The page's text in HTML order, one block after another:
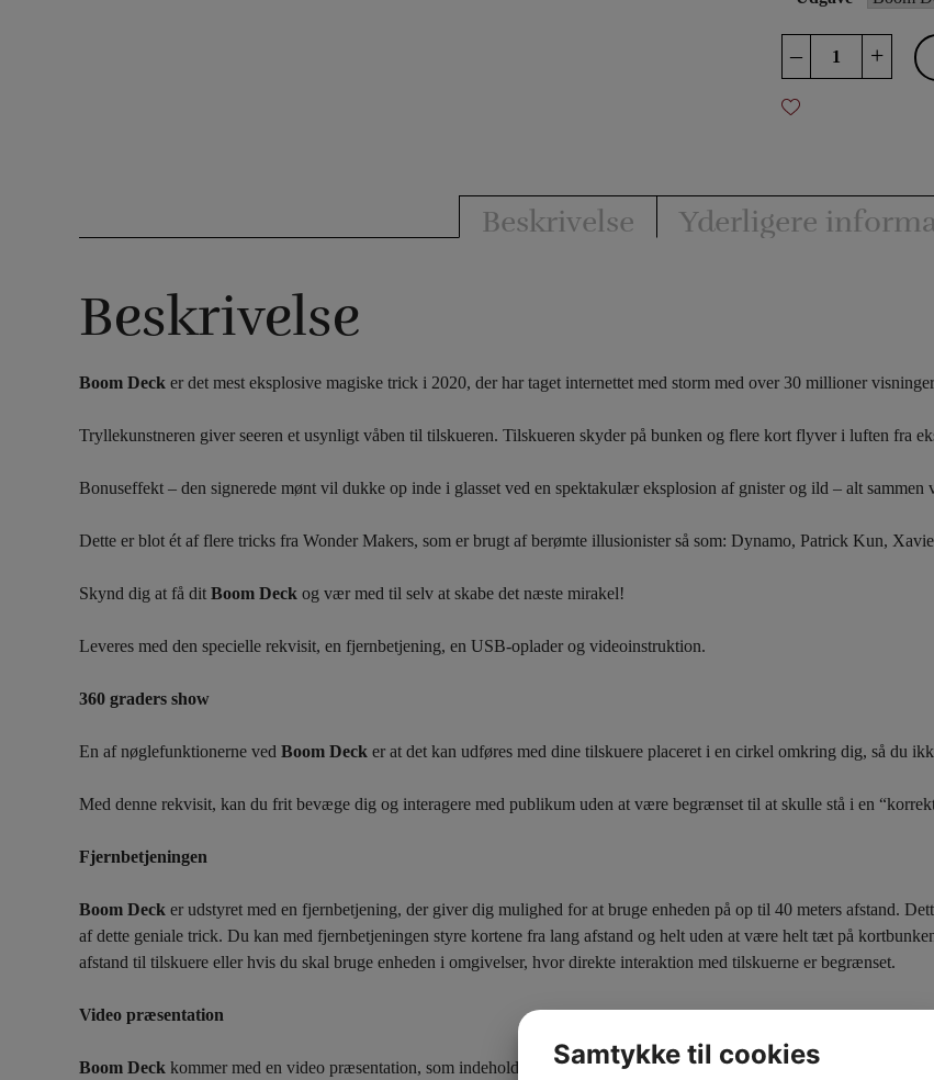
–
by
+
Beskrivelse Yderligere
Beskrivelse
Boom Deck er det mest eksplosive magiske trick i 2020, der har taget internettet med storm med over 30 millioner
Tryllekunstneren giver seeren et usynligt våben til tilskueren. Tilskueren skyder på bunken og flere kort flyver i luften fra
Bonuseffekt – den signerede mønt vil dukke op inde i glasset ved en spektakulær eksplosion af gnister og ild – alt
Dette er blot ét af flere tricks fra Wonder Makers, som er brugt af berømte illusionister så som: Dynamo, Patrick Kun,
Skynd dig at få dit Boom Deck og vær med til selv at skabe det næste mirakel!
Leveres med den specielle rekvisit, en fjernbetjening, en USB-oplader og videoinstruktion.
360 graders show
En af nøglefunktionerne ved Boom Deck er at det kan udføres med dine tilskuere placeret i en cirkel omkring dig, så du
Med denne rekvisit, kan du frit bevæge dig og interagere med publikum uden at være begrænset til at skulle stå i en
Fjernbetjeningen
Boom Deck er udstyret med en fjernbetjening, der giver dig mulighed for at bruge enheden på op til 40 meters afstand.
af dette geniale trick. Du kan med fjernbetjeningen styre kortene fra lang afstand og helt uden at være helt tæt på
afstand til tilskuere eller hvis du skal bruge enheden i omgivelser, hvor direkte interaktion med tilskuerne er begrænset.
Video præsentation
Boom Deck kommer med en video præsentation, som indeholder detaljerede instruktioner og metoder for brugen af
Samtykke til cookies